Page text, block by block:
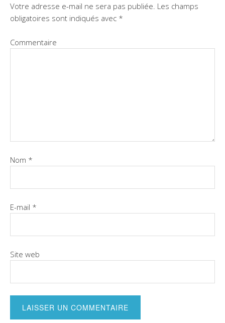
Votre adresse e-mail ne sera pas publiée. Les champs
obligatoires sont indiqués avec *
Commentaire
Nom *
E-mail *
Site web